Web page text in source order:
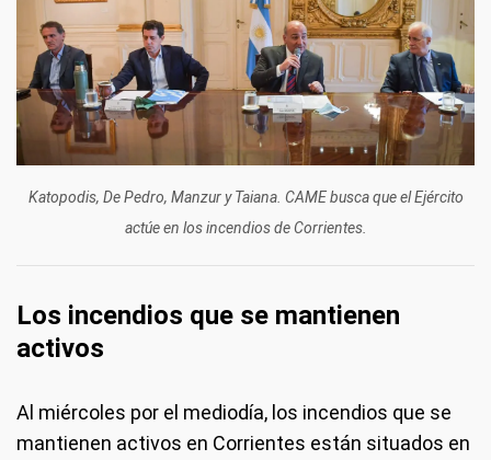
Katopodis, De Pedro, Manzur y Taiana. CAME busca que el Ejército
actúe en los incendios de Corrientes.
Los incendios que se mantienen
activos
Al miércoles por el mediodía, los incendios que se
mantienen activos en Corrientes están situados en